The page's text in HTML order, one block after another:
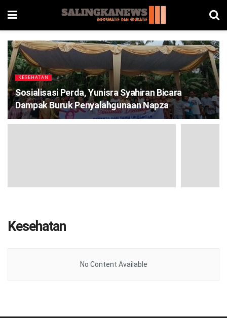
KESEHATAN
Sosialisasi Perda, Yunisra Syahiran Bicara
Dampak Buruk Penyalahgunaan Napza
Kesehatan
No Content Available